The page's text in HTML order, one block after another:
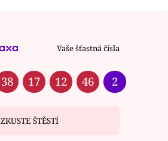
Vaše šťastná čísla
38 17 12 46 2
ZKUSTE ŠTĚSTÍ